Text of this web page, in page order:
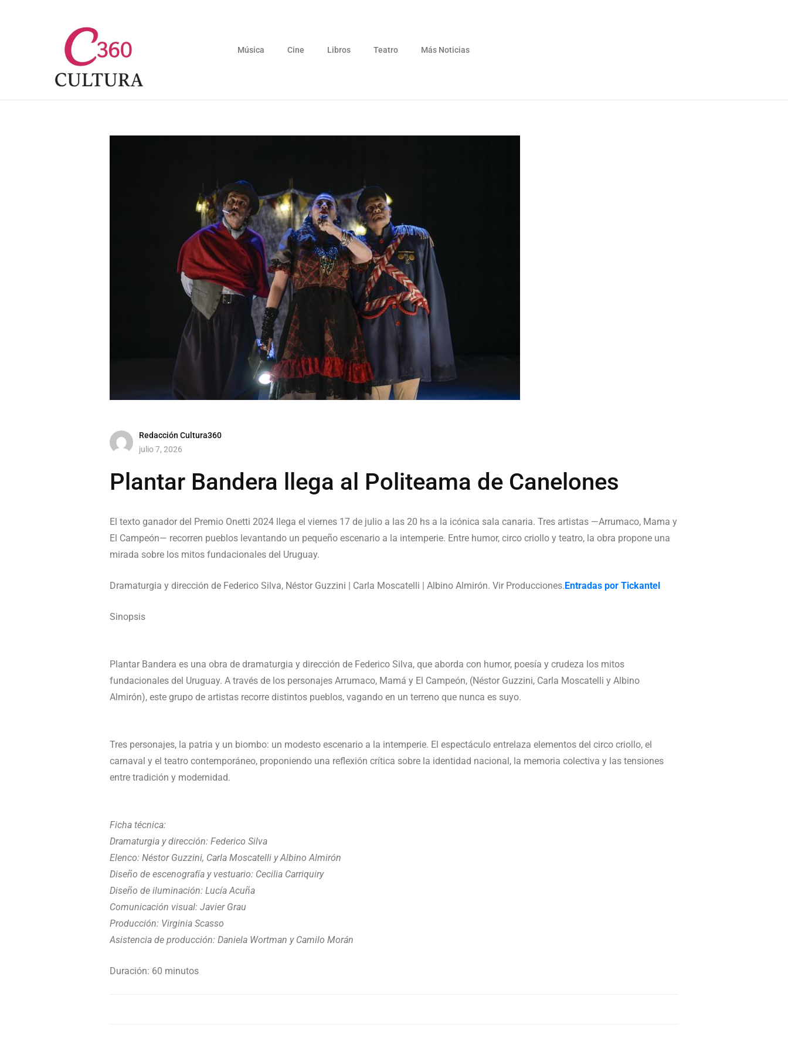
Música Cine Libros Teatro Más Noticias
Redacción Cultura360
julio 7, 2026
Plantar Bandera llega al Politeama de Canelones
El texto ganador del Premio Onetti 2024 llega el viernes 17 de julio a las 20 hs a la icónica sala canaria. Tres artistas —Arrumaco, Mama y
El Campeón— recorren pueblos levantando un pequeño escenario a la intemperie. Entre humor, circo criollo y teatro, la obra propone una
mirada sobre los mitos fundacionales del Uruguay.
Dramaturgia y dirección de Federico Silva, Néstor Guzzini | Carla Moscatelli | Albino Almirón. Vir Producciones.Entradas por Tickantel
Sinopsis
Plantar Bandera es una obra de dramaturgia y dirección de Federico Silva, que aborda con humor, poesía y crudeza los mitos
fundacionales del Uruguay. A través de los personajes Arrumaco, Mamá y El Campeón, (Néstor Guzzini, Carla Moscatelli y Albino
Almirón), este grupo de artistas recorre distintos pueblos, vagando en un terreno que nunca es suyo.
Tres personajes, la patria y un biombo: un modesto escenario a la intemperie. El espectáculo entrelaza elementos del circo criollo, el
carnaval y el teatro contemporáneo, proponiendo una reflexión crítica sobre la identidad nacional, la memoria colectiva y las tensiones
entre tradición y modernidad.
Ficha técnica:
Dramaturgia y dirección: Federico Silva
Elenco: Néstor Guzzini, Carla Moscatelli y Albino Almirón
Diseño de escenografía y vestuario: Cecilia Carriquiry
Diseño de iluminación: Lucía Acuña
Comunicación visual: Javier Grau
Producción: Virginia Scasso
Asistencia de producción: Daniela Wortman y Camilo Morán
Duración: 60 minutos